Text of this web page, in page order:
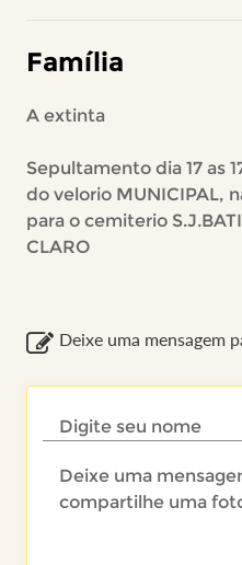
Família
A extinta
Sepultamento dia 17 as
do velorio MUNICIPAL,
para o cemiterio
CLARO
Deixe uma mensagem